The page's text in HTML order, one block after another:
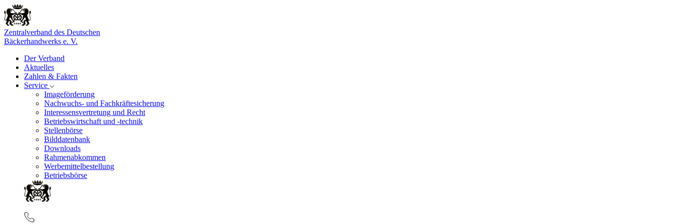
Zentralverband des Deutschen
Bäckerhandwerks e. V.
Der Verband
Aktuelles
Zahlen & Fakten
Service
Imageförderung
Nachwuchs- und Fachkräftesicherung
Interessensvertretung und Recht
Betriebswirtschaft und -technik
Stellenbörse
Bilddatenbank
Downloads
Rahmenabkommen
Werbemittelbestellung
Betriebsbörse